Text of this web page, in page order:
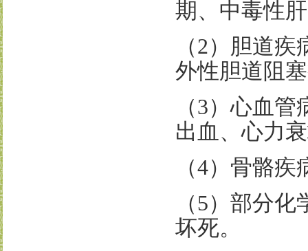
期、中毒性
（2）胆道疾
外性胆道阻
（3）心血管
出血、心力
（4）骨骼疾
（5）部分化
坏死。